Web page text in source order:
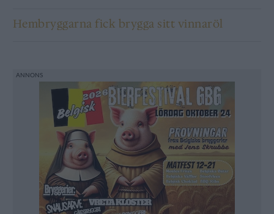
Hembryggarna fick brygga sitt vinnaröl